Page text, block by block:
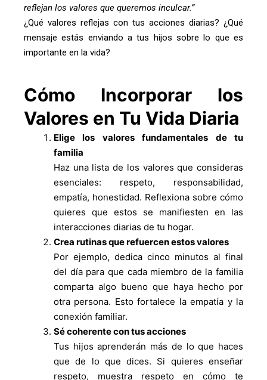
reflejan los valores que queremos inculcar.”
¿Qué valores reflejas con tus acciones diarias? ¿Qué
mensaje estás enviando a tus hijos sobre lo que es
importante en la vida?
Cómo Incorporar los
Valores en Tu Vida Diaria
Elige los valores fundamentales de tu
familia
Haz una lista de los valores que consideras
esenciales: respeto, responsabilidad,
empatía, honestidad. Reflexiona sobre cómo
quieres que estos se manifiesten en las
interacciones diarias de tu hogar.
Crea rutinas que refuercen estos valores
Por ejemplo, dedica cinco minutos al final
del día para que cada miembro de la familia
comparta algo bueno que haya hecho por
otra persona. Esto fortalece la empatía y la
conexión familiar.
Sé coherente con tus acciones
Tus hijos aprenderán más de lo que haces
que de lo que dices. Si quieres enseñar
respeto, muestra respeto en cómo te